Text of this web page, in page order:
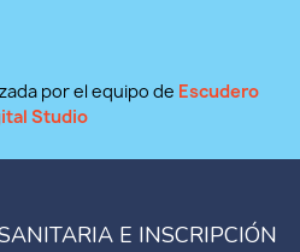
por el equipo de Escudero
Studio
E INSCRIPCIÓN